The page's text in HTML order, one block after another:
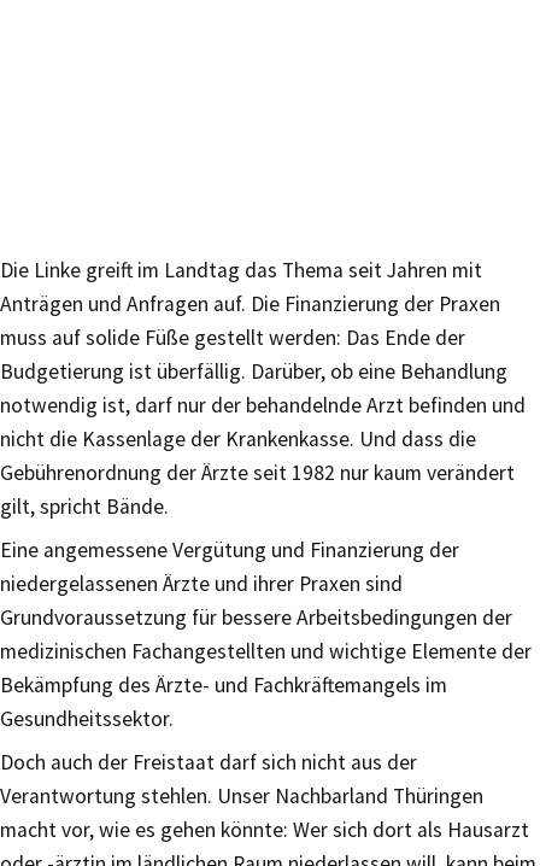
Die Linke greift im Landtag das Thema seit Jahren mit
Anträgen und Anfragen auf. Die Finanzierung der Praxen
muss auf solide Füße gestellt werden: Das Ende der
Budgetierung ist überfällig. Darüber, ob eine Behandlung
notwendig ist, darf nur der behandelnde Arzt befinden und
nicht die Kassenlage der Krankenkasse. Und dass die
Gebührenordnung der Ärzte seit 1982 nur kaum verändert
gilt, spricht Bände.
Eine angemessene Vergütung und Finanzierung der
niedergelassenen Ärzte und ihrer Praxen sind
Grundvoraussetzung für bessere Arbeitsbedingungen der
medizinischen Fachangestellten und wichtige Elemente der
Bekämpfung des Ärzte- und Fachkräftemangels im
Gesundheitssektor.
Doch auch der Freistaat darf sich nicht aus der
Verantwortung stehlen. Unser Nachbarland Thüringen
macht vor, wie es gehen könnte: Wer sich dort als Hausarzt